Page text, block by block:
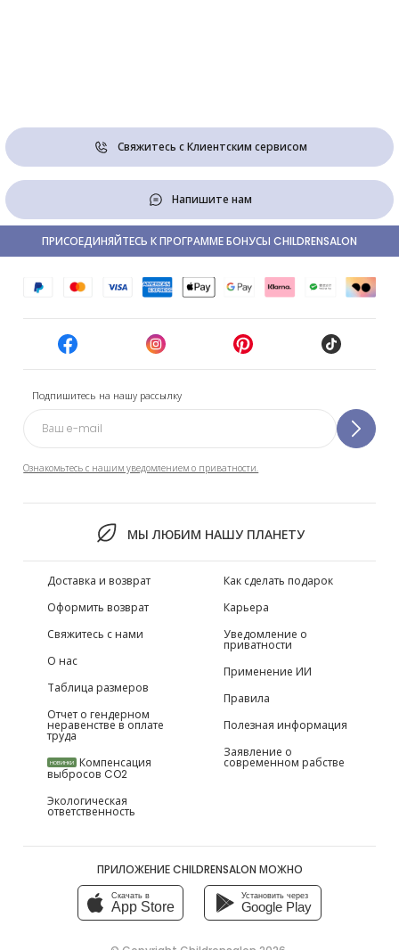
Свяжитесь с Клиентским сервисом
Напишите нам
Подпишитесь на нашу рассылку
Ознакомьтесь с нашим уведомлением о приватности.
МЫ ЛЮБИМ НАШУ ПЛАНЕТУ
ПРИСОЕДИНЯЙТЕСЬ К ПРОГРАММЕ БОНУСЫ CHILDRENSALON
Доставка и возврат
Оформить возврат
Свяжитесь с нами
О нас
Таблица размеров
Отчет о гендерном
неравенстве в оплате
труда
НОВИНКИ Компенсация
выбросов CO2
Экологическая
ответственность
Как сделать подарок
Карьера
Уведомление о
приватности
Применение ИИ
Правила
Полезная информация
Заявление о
современном рабстве
ПРИЛОЖЕНИЕ CHILDRENSALON МОЖНО
Скачать в
App Store
Установить через
Google Play